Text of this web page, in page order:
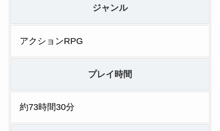
ジャンル
アクションRPG
プレイ時間
約73時間30分